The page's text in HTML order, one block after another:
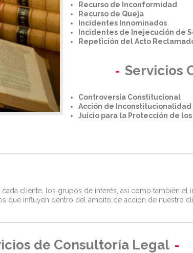
Recurso de Inconformidad
Recurso de Queja
Incidentes Innominados
Incidentes de Inejecución de
Repetición del Acto
Servicios
Controversia Constitucional
Acción de Inconstitucionalidad
Juicio para la Protección de
cliente, los grupos de interés, así como también el
que influyen dentro del ámbito de acción de nuestro
de Consultoría Legal